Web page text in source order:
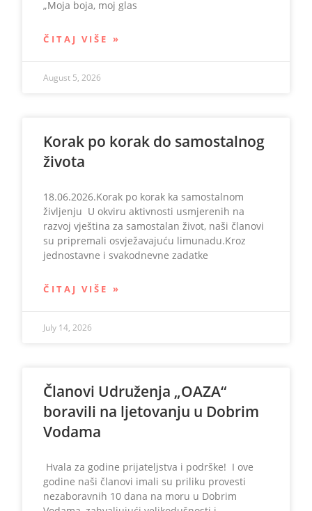
„Moja boja, moj glas
ČITAJ VIŠE »
August 5, 2026
Korak po korak do samostalnog
života
18.06.2026.Korak po korak ka samostalnom
življenju U okviru aktivnosti usmjerenih na
razvoj vještina za samostalan život, naši članovi
su pripremali osvježavajuću limunadu.Kroz
jednostavne i svakodnevne zadatke
ČITAJ VIŠE »
July 14, 2026
Članovi Udruženja „OAZA“
boravili na ljetovanju u Dobrim
Vodama
Hvala za godine prijateljstva i podrške! I ove
godine naši članovi imali su priliku provesti
nezaboravnih 10 dana na moru u Dobrim